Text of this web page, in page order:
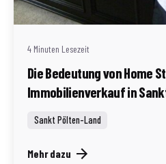
(AT)
4 Minuten Lesezeit
Die Bedeutung von Home
Immobilienverkauf in
Sankt Pölten-Land
Mehr dazu